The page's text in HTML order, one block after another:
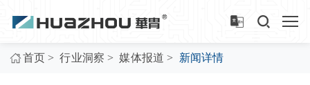
首页 > 行业洞察 > 媒体报道 > 新闻详情